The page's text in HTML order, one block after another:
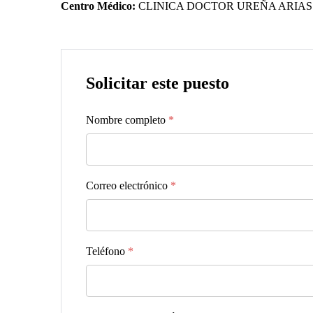
Centro Médico: CLINICA DOCTOR UREÑA ARIAS
Solicitar este puesto
Nombre completo *
Correo electrónico *
Teléfono *